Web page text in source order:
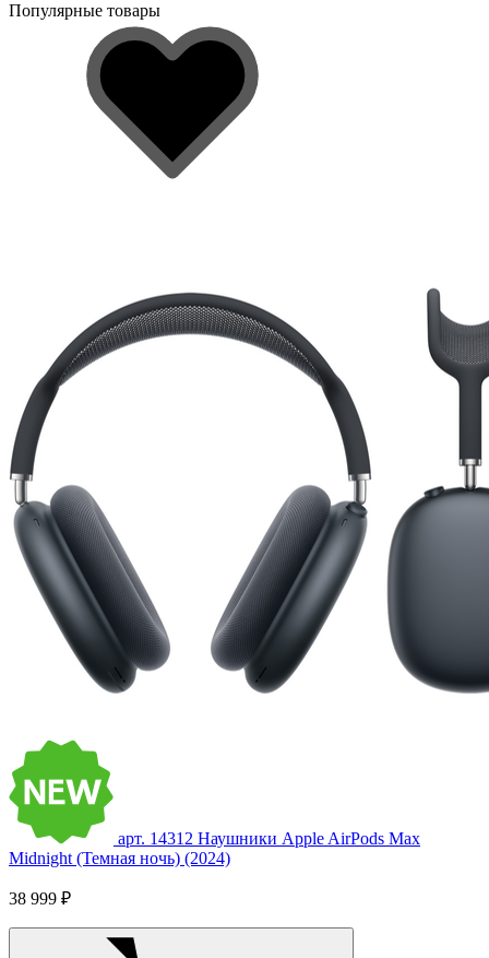
Популярные товары
арт. 14312 Наушники Apple AirPods Max
Midnight (Темная ночь) (2024)
38 999 ₽